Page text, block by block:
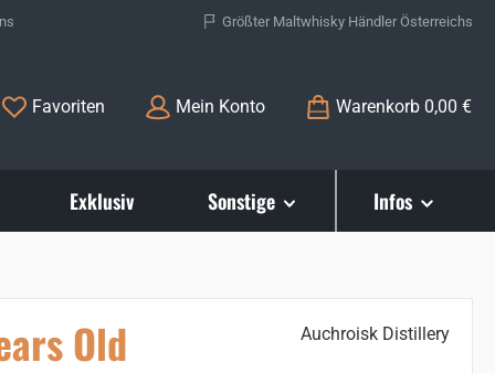
Größter Maltwhisky Händler Österreichs
Favoriten Du hast 0 Produkte auf dem Merkzettel
Mein Konto Warenkorb 0,00 €
Exklusiv Sonstige Infos
Old Auchroisk Distillery